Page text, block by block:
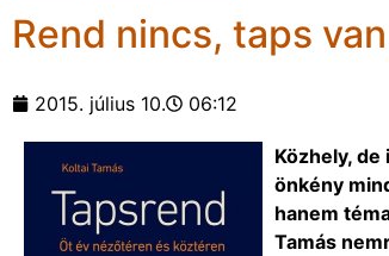
Rend nincs, taps van
2015. július 10. 06:12
Közhely,
önkény
hanem
Tamás